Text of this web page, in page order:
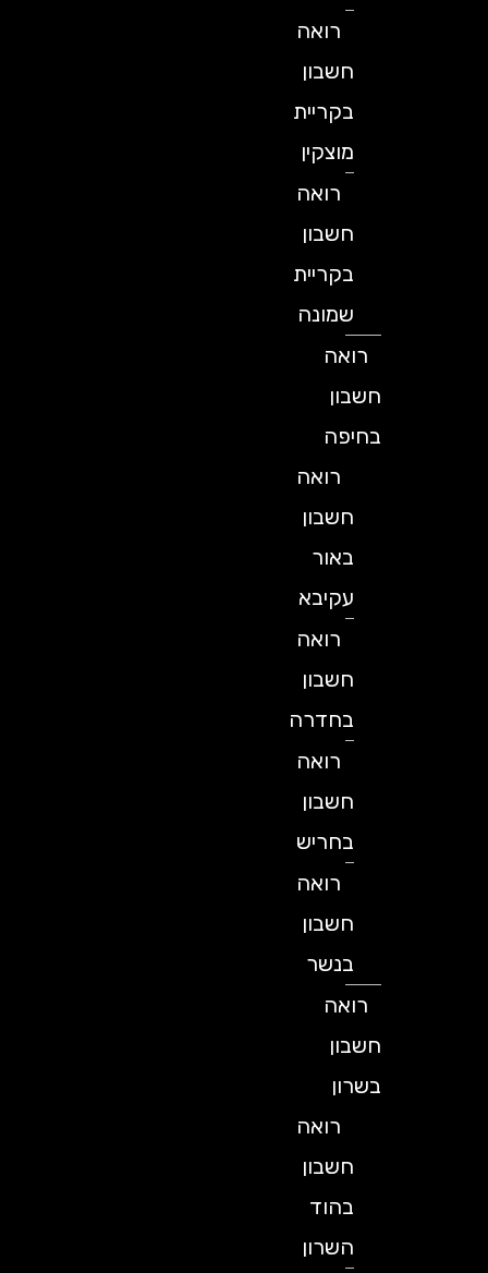
רואה
חשבון
בקריית
מוצקין
רואה
חשבון
בקריית
שמונה
רואה
חשבון
בחיפה
רואה
חשבון
באור
עקיבא
רואה
חשבון
בחדרה
רואה
חשבון
בחריש
רואה
חשבון
בנשר
רואה
חשבון
בשרון
רואה
חשבון
בהוד
השרון